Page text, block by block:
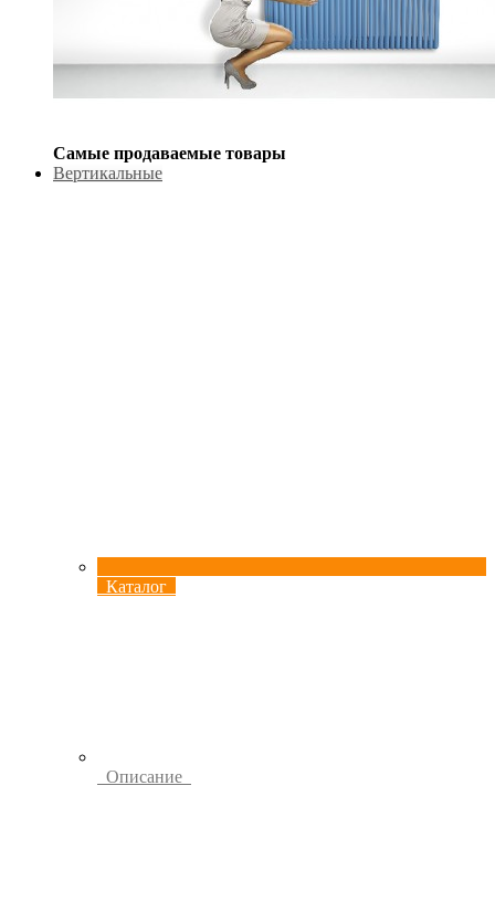
Самые продаваемые товары
Вертикальные
Каталог
Описание